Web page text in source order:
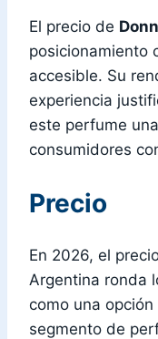
El precio de
posicionamiento
accesible. Su
experiencia
este perfume
consumidores
Precio
En 2026, el
Argentina ronda
como una
segmento de